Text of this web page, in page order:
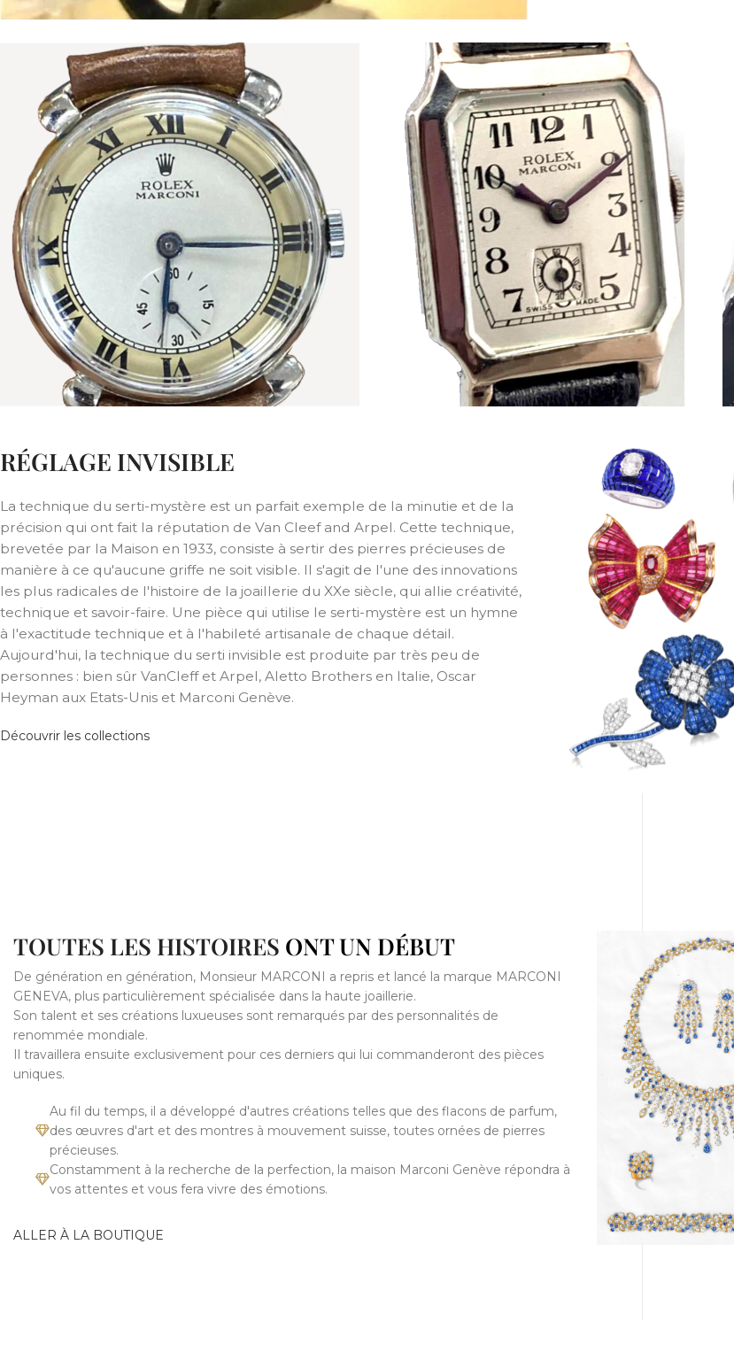
RÉGLAGE INVISIBLE
La technique du serti-mystère est un parfait exemple de la minutie et de la
précision qui ont fait la réputation de Van Cleef and Arpel. Cette technique,
brevetée par la Maison en 1933, consiste à sertir des pierres précieuses de
manière à ce qu'aucune griffe ne soit visible. Il s'agit de l'une des innovations
les plus radicales de l'histoire de la joaillerie du XXe siècle, qui allie créativité,
technique et savoir-faire. Une pièce qui utilise le serti-mystère est un hymne
à l'exactitude technique et à l'habileté artisanale de chaque détail.
Aujourd'hui, la technique du serti invisible est produite par très peu de
personnes : bien sûr VanCleff et Arpel, Aletto Brothers en Italie, Oscar
Heyman aux Etats-Unis et Marconi Genève.
Découvrir les collections
TOUTES LES HISTOIRES ONT UN DÉBUT
De génération en génération, Monsieur MARCONI a repris et lancé la marque MARCONI
GENEVA, plus particulièrement spécialisée dans la haute joaillerie.
Son talent et ses créations luxueuses sont remarqués par des personnalités de
renommée mondiale.
Il travaillera ensuite exclusivement pour ces derniers qui lui commanderont des pièces
uniques.
Au fil du temps, il a développé d'autres créations telles que des flacons de parfum,
des œuvres d'art et des montres à mouvement suisse, toutes ornées de pierres
précieuses.
Constamment à la recherche de la perfection, la maison Marconi Genève répondra à
vos attentes et vous fera vivre des émotions.
ALLER À LA BOUTIQUE